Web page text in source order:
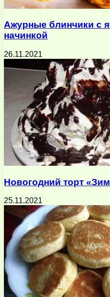
Ажурные блинчики с
начинкой
26.11.2021
Новогодний торт
25.11.2021